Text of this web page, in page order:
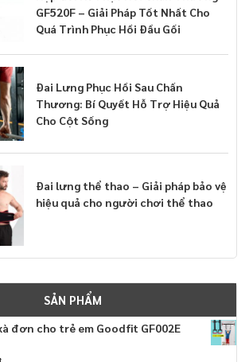
GF520F – Giải Pháp Tốt Nhất Cho
Quá Trình Phục Hồi Đầu Gối
Đai Lưng Phục Hồi Sau Chấn
Thương: Bí Quyết Hỗ Trợ Hiệu Quả
Cho Cột Sống
Đai lưng thể thao – Giải pháp bảo vệ
hiệu quả cho người chơi thể thao
SẢN PHẨM
đơn cho trẻ em Goodfit GF002E